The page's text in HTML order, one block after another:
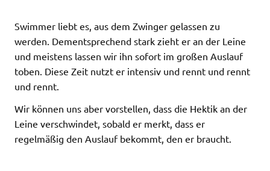
Swimmer liebt es, aus dem Zwinger gelassen zu
werden. Dementsprechend stark zieht er an der Leine
und meistens lassen wir ihn sofort im großen Auslauf
toben. Diese Zeit nutzt er intensiv und rennt und rennt
und rennt.
Wir können uns aber vorstellen, dass die Hektik an der
Leine verschwindet, sobald er merkt, dass er
regelmäßig den Auslauf bekommt, den er braucht.